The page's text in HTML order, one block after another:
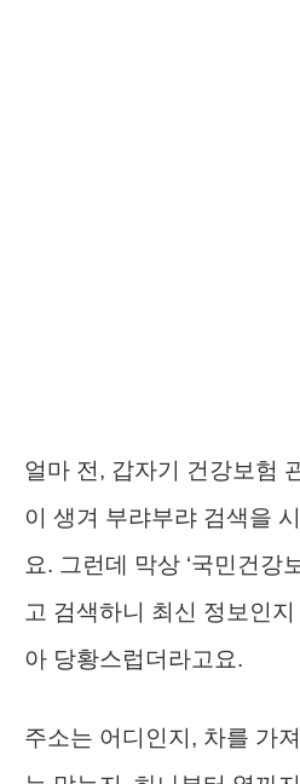
얼마 전, 갑자기 건강보험
이 생겨 부랴부랴 검색을
요. 그런데 막상 ‘국민건강
고 검색하니 최신 정보인
아 당황스럽더라고요.
주소는 어디인지, 차를 가